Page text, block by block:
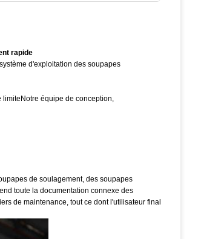
rapide
d'exploitation des soupapes
limiteNotre équipe de conception,
de soulagement, des soupapes
toute la documentation connexe des
de maintenance, tout ce dont l'utilisateur final